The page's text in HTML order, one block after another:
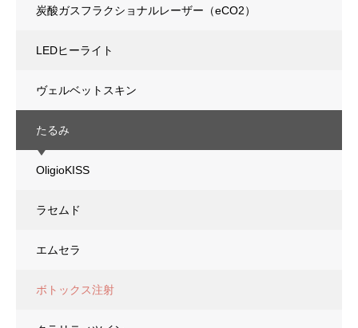
炭酸ガスフラクショナルレーザー（eCO2）
LEDヒーライト
ヴェルベットスキン
たるみ
OligioKISS
ラセムド
エムセラ
ボトックス注射